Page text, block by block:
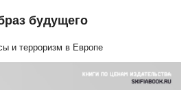
будущего
и терроризм в Европе